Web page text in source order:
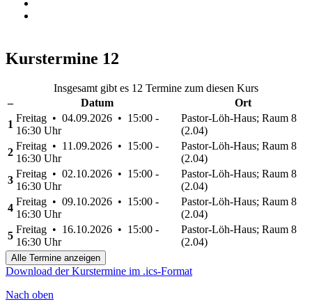
Kurstermine 12
Insgesamt gibt es 12 Termine zum diesen Kurs
–
Datum
Ort
1
Freitag • 04.09.2026 • 15:00 -
16:30 Uhr
Pastor-Löh-Haus; Raum 8
(2.04)
2
Freitag • 11.09.2026 • 15:00 -
16:30 Uhr
Pastor-Löh-Haus; Raum 8
(2.04)
3
Freitag • 02.10.2026 • 15:00 -
16:30 Uhr
Pastor-Löh-Haus; Raum 8
(2.04)
4
Freitag • 09.10.2026 • 15:00 -
16:30 Uhr
Pastor-Löh-Haus; Raum 8
(2.04)
5
Freitag • 16.10.2026 • 15:00 -
16:30 Uhr
Pastor-Löh-Haus; Raum 8
(2.04)
Alle Termine anzeigen
Download der Kurstermine im .ics-Format
Nach oben